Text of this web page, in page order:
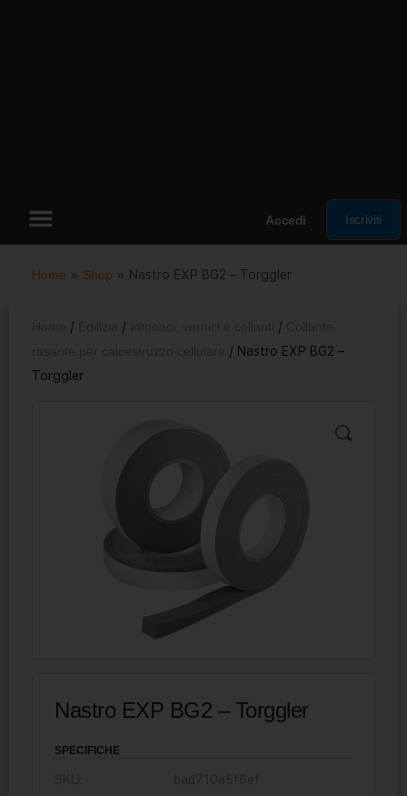
Accedi Iscriviti
Home » Shop » Nastro EXP BG2 – Torggler
/ / /
/ Nastro EXP BG2 –
Torggler
Nastro EXP BG2 – Torggler
SPECIFICHE